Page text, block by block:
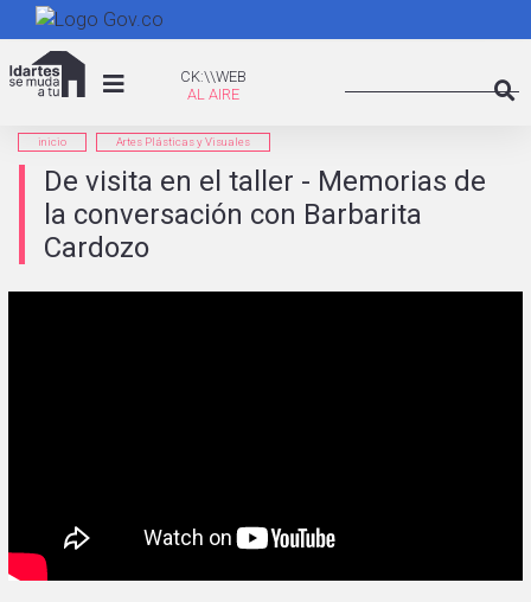
al
CK:\WEB
CK:\\WEB
inicio Artes Plásticas y Visuales
De visita en el taller - Memorias de
la conversación con Barbarita
Cardozo